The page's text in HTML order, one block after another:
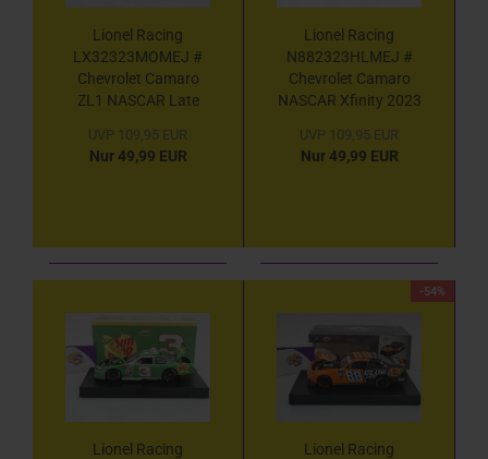
Lionel Racing
LX32323MOMEJ #
Chevrolet Camaro
ZL1 NASCAR Late
Earnhardt Jr. - Mom
'N' Pop's " 1:24
UVP 109,95 EUR
Nur 49,99 EUR
Lionel Racing
N882323HLMEJ #
Chevrolet Camaro
NASCAR Xfinity 2023
Hellmann's Real
Mayonnaise " 1:24
UVP 109,95 EUR
Nur 49,99 EUR
Lionel Racing
-54%
Lionel Racing